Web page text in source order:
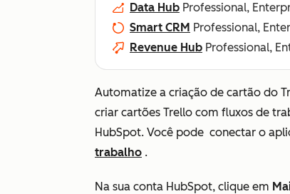
Data Hub Professional,
Smart CRM Professional,
Revenue Hub Professional,
Automatize a criação de cartão do
criar cartões Trello com fluxos de
HubSpot. Você pode conectar o
trabalho .
Na sua conta HubSpot, clique em